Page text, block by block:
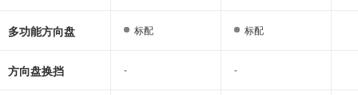
多功能方向盘 标配 标配
方向盘换挡 - -
标配 标配
- -